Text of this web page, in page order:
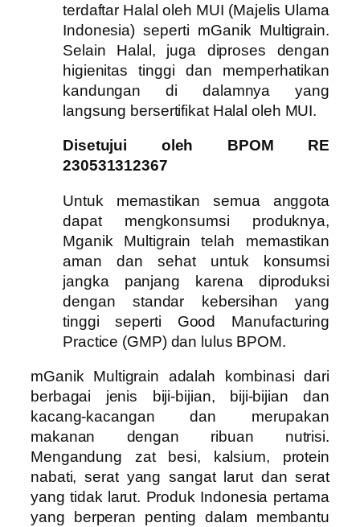
terdaftar Halal oleh MUI (Majelis Ulama
Indonesia) seperti mGanik Multigrain.
Selain Halal, juga diproses dengan
higienitas tinggi dan memperhatikan
kandungan di dalamnya yang
langsung bersertifikat Halal oleh MUI.
Disetujui oleh BPOM RE
230531312367
Untuk memastikan semua anggota
dapat mengkonsumsi produknya,
Mganik Multigrain telah memastikan
aman dan sehat untuk konsumsi
jangka panjang karena diproduksi
dengan standar kebersihan yang
tinggi seperti Good Manufacturing
Practice (GMP) dan lulus BPOM.
mGanik Multigrain adalah kombinasi dari
berbagai jenis biji-bijian, biji-bijian dan
kacang-kacangan dan merupakan
makanan dengan ribuan nutrisi.
Mengandung zat besi, kalsium, protein
nabati, serat yang sangat larut dan serat
yang tidak larut. Produk Indonesia pertama
yang berperan penting dalam membantu